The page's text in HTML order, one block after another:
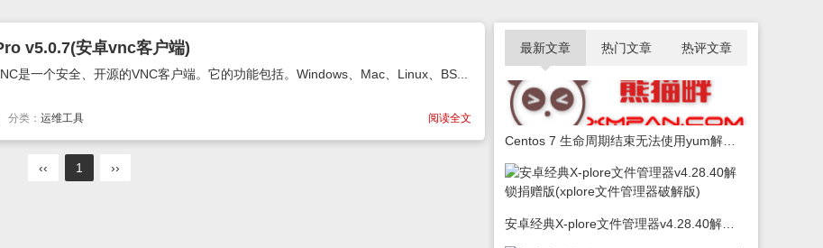
v5.0.7(安卓vnc客户端)
是一个安全、开源的VNC客户端。它的功能包括。Windows、Mac、Linux、BS...
阅读全文
分类： 运维工具
‹‹ 1 ››
最新文章 热门文章 热评文章